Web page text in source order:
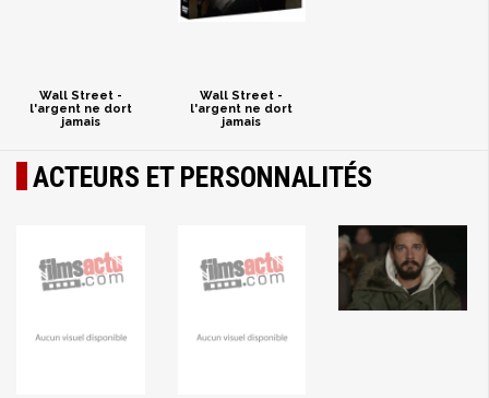
Wall Street -
l'argent ne dort
jamais
Wall Street -
l'argent ne dort
jamais
ACTEURS ET PERSONNALITÉS